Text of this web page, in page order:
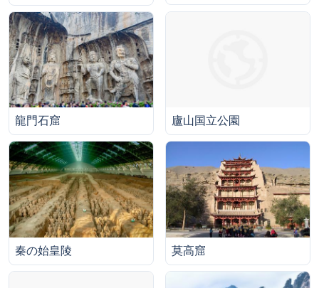
龍門石窟 廬山国立公園
秦の始皇陵 莫高窟